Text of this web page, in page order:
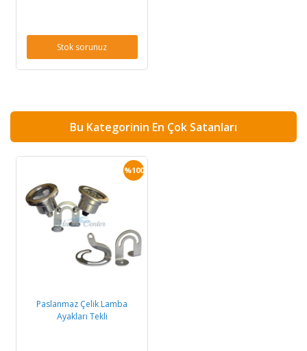
Stok sorunuz
Bu Kategorinin En Çok Satanları
%100
Paslanmaz Çelik Lamba
Ayakları Tekli